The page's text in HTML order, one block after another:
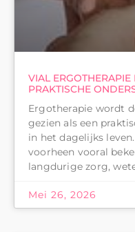
VIAL
PRAKTISCHE
Ergotherapie wordt
gezien als een
in het dagelijks
voorheen vooral
langdurige zorg,
Mei 26, 2026